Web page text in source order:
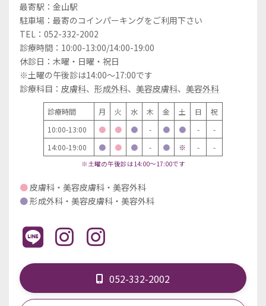
最寄駅：金山駅
駐車場：最寄のコインパーキングをご利用下さい
TEL：052-332-2002
診療時間：10:00-13:00/14:00-19:00
休診日：木曜・日曜・祝日
※土曜の午後診は14:00～17:00です
診療科目： 皮膚科、 形成外科、 美容皮膚科、 美容外科
診療時間 月 火 水 木 金 土 日
祝
10:00-13:00
● ● ● - ● ● -
-
14:00-19:00
● ● ● - ● ※ - -
※土曜の午後診は14:00～17:00です
●皮膚科・美容皮膚科・美容外科
●形成外科・美容皮膚科・美容外科
052-332-2002